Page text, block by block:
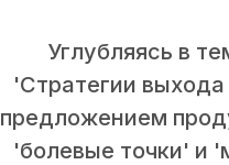
Углубляясь в
'Стратегии
предложением
'болевые точки' и